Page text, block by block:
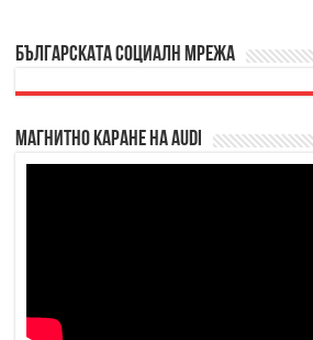
БЪЛГАРСКАТА СОЦИАЛН МРЕЖА
Магнитно каране на Audi